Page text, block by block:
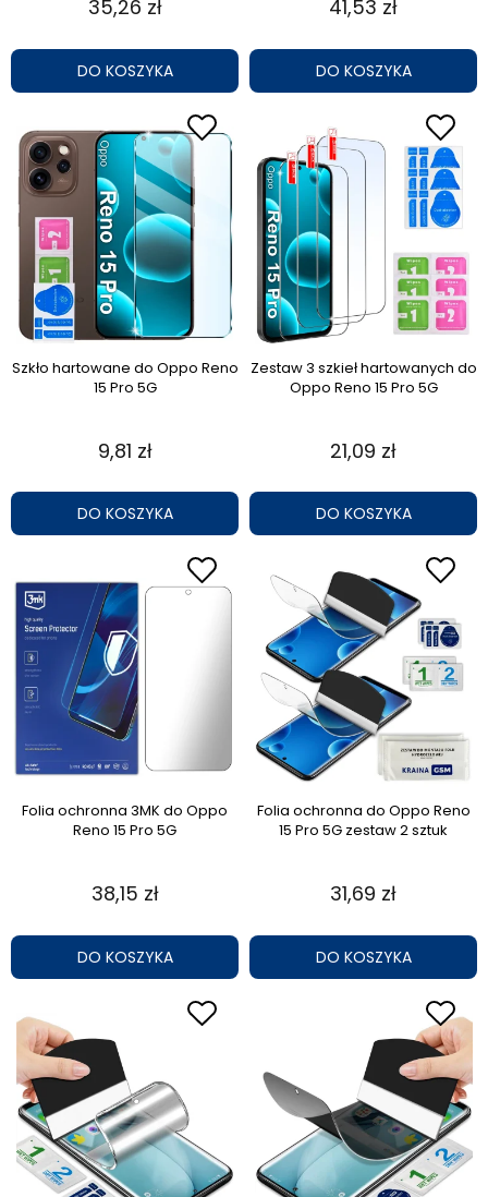
35,26 zł
DO KOSZYKA
41,53 zł
DO KOSZYKA
Szkło hartowane do Oppo Reno
15 Pro 5G
9,81 zł
DO KOSZYKA
Zestaw 3 szkieł hartowanych do
Oppo Reno 15 Pro 5G
21,09 zł
DO KOSZYKA
Folia ochronna 3MK do Oppo
Reno 15 Pro 5G
38,15 zł
DO KOSZYKA
Folia ochronna do Oppo Reno
15 Pro 5G zestaw 2 sztuk
31,69 zł
DO KOSZYKA